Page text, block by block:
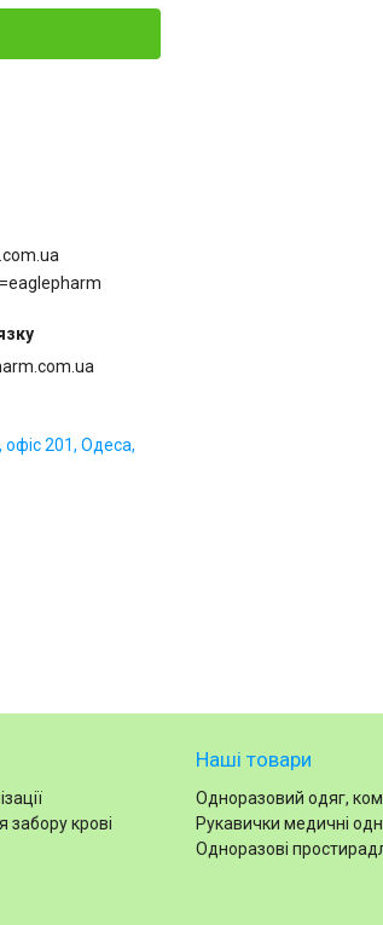
201, Одеса,
забору крові
Наші товари
Одноразовий одяг,
Рукавички медичні
Одноразові